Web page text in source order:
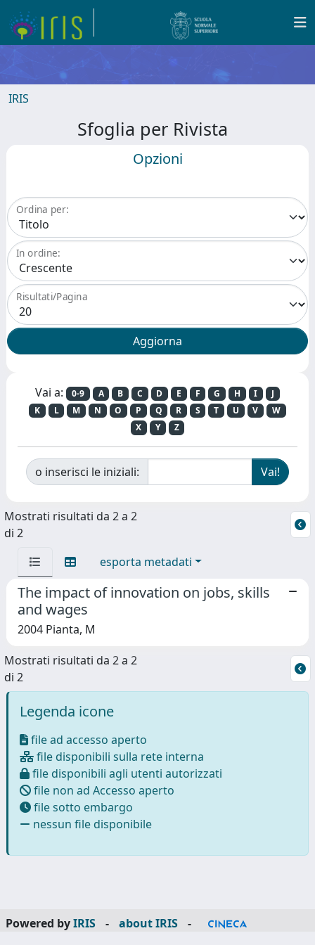
IRIS
Sfoglia per Rivista
Opzioni
Ordina per:
In ordine:
Risultati/Pagina
Vai a: 0-9 A B C D E F G H I
J
K
L M N O P Q R S T U V
W
X
Y Z
o inserisci le iniziali:
Mostrati risultati da 2 a 2
di 2
esporta metadati
The impact of innovation on jobs, skills
and wages
2004 Pianta, M
Mostrati risultati da 2 a 2
di 2
Legenda icone
file ad accesso aperto
file disponibili sulla rete interna
file disponibili agli utenti autorizzati
file non ad Accesso aperto
file sotto embargo
nessun file disponibile
Powered byIRIS - about IRIS
-